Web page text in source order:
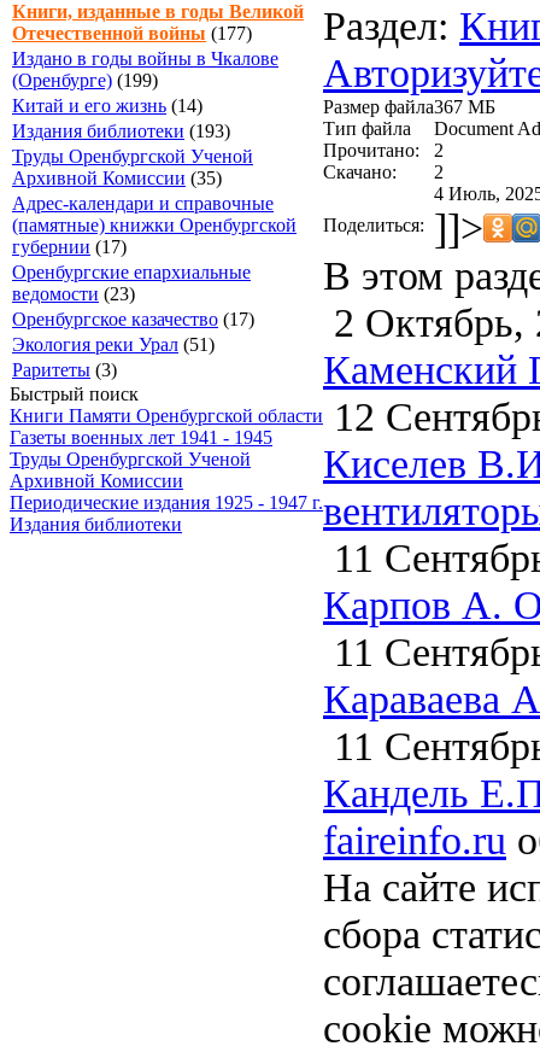
Книги, изданные в годы Великой
Отечественной войны (177)
Издано в годы войны в Чкалове
(Оренбурге) (199)
Китай и его жизнь (14)
Издания библиотеки (193)
Труды Оренбургской Ученой
Архивной Комиссии (35)
Адрес-календари и справочные
(памятные) книжки Оренбургской
губернии (17)
Оренбургские епархиальные
ведомости (23)
Оренбургское казачество (17)
Экология реки Урал (51)
Раритеты (3)
Быстрый поиск
Книги Памяти Оренбургской области
Газеты военных лет 1941 - 1945
Труды Оренбургской Ученой
Архивной Комиссии
Периодические издания 1925 - 1947 г.
Издания библиотеки
Раздел:
Размер файла367 МБ
Тип файла
Document
Прочитано:
2
Скачано:
2
4 Июль,
Поделиться: ]]>
В этом
2 Октябрь,
Каменский
12
Киселев
11
Карпов А.
11
Караваева
11
Кандель
faireinfo.ru
На сайте
сбора
cookie